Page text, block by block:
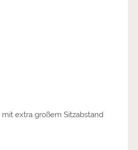
extra großem Sitzabstand